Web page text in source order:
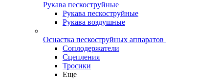
Рукава пескоструйные
Рукава пескоструйные
Рукава воздушные
Оснастка пескоструйных аппаратов
Соплодержатели
Сцепления
Тросики
Еще